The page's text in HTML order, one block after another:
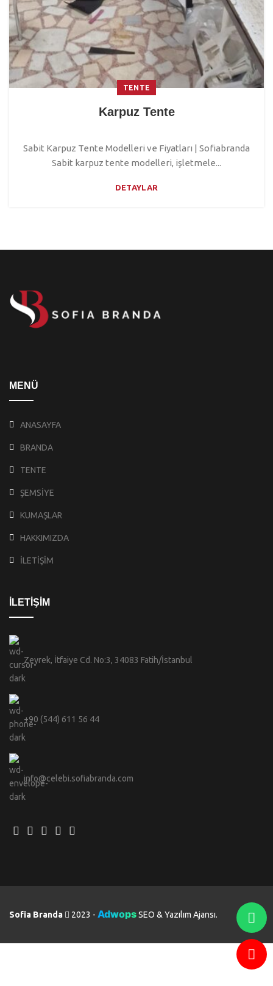
TENTE
Karpuz Tente
Sabit Karpuz Tente Modelleri ve Fiyatları | Sofiabranda
Sabit karpuz tente modelleri, işletmele...
DETAYLAR
MENÜ
ANASAYFA
BRANDA
TENTE
ŞEMSİYE
KUMAŞLAR
HAKKIMIZDA
İLETİŞİM
İLETİŞİM
Zeyrek, İtfaiye Cd. No:3, 34083 Fatih/İstanbul
+90 (544) 611 56 44
info@celebi.sofiabranda.com
Sofia Branda 2023 - AdwopsSEO & Yazılım Ajansı.